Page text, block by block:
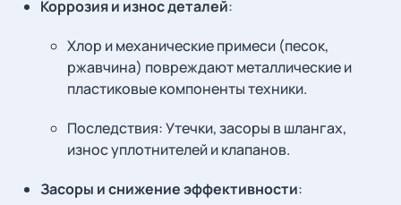
Коррозия и износ деталей:
Хлор и механические примеси (песок,
ржавчина) повреждают металлические и
пластиковые компоненты техники.
Последствия: Утечки, засоры в шлангах,
износ уплотнителей и клапанов.
Засоры и снижение эффективности: